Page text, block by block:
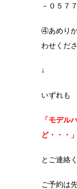
－０５７
④あめり
わせくだ
↓
いずれも
「モデル
ど・・・」
とご連絡
ご予約は